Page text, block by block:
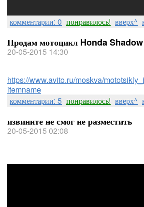
комментарии: 0 понравилось! вверх^
Продам мотоцикл Honda
20-05-2015 14:30
https://www.avito.ru/moskva/
itemname
комментарии: 5 понравилось! вверх^
извините не смог не разместить
20-05-2015 02:08